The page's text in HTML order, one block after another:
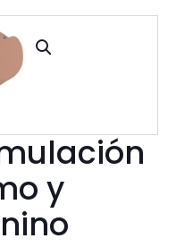
y